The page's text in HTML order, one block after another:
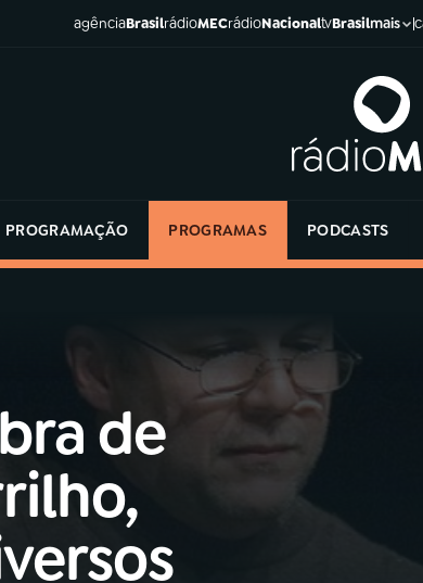
agênciaBrasilrádioMECrádioNacionaltvBrasilmais
PROGRAMAÇÃO PROGRAMAS PODCASTS
de